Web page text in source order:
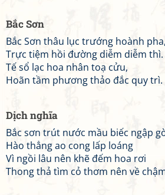
Bắc Sơn
Bắc Sơn thâu lục trướng hoành pha,
Trực tiệm hồi đường diễm diễm thì.
Tế sổ lạc hoa nhân toạ cửu,
Hoãn tầm phương thảo đắc quy trì.
Dịch nghĩa
Bắc sơn trút nước mầu biếc ngập
Hào thẳng ao cong lấp loáng
Vì ngồi lâu nên khẽ đếm hoa rơi
Thong thả tìm cỏ thơm nên về